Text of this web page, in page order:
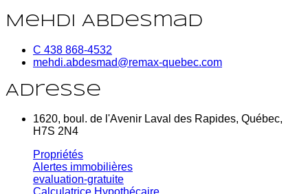
Mehdi Abdesmad
C 438 868-4532
mehdi.abdesmad@remax-quebec.com
Adresse
1620, boul. de l'Avenir Laval des Rapides, Québec,
H7S 2N4
Propriétés
Alertes immobilières
evaluation-gratuite